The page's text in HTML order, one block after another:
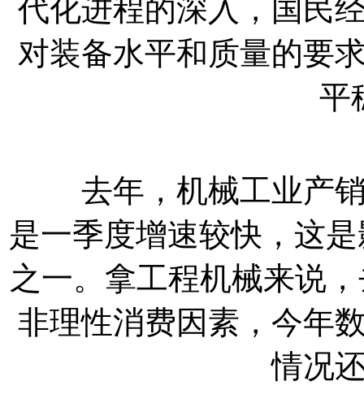
代化进程的深入，国民
对装备水平和质量的要
平
去年，机械工业产销
是一季度增速较快，这
之一。拿工程机械来说
非理性消费因素，今年
情况